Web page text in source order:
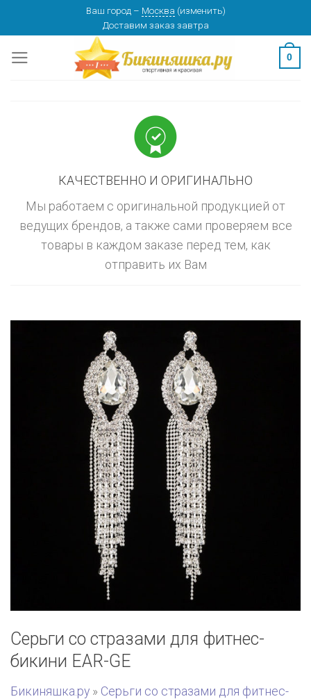
content
Ваш город – Москва (изменить)
Доставим заказ завтра
0
КАЧЕСТВЕННО И ОРИГИНАЛЬНО
Мы работаем с оригинальной продукцией от
ведущих брендов, а также сами проверяем все
товары в каждом заказе перед тем, как
отправить их Вам
Серьги со стразами для фитнес-
бикини EAR-GE
Бикиняшка.ру » Серьги со стразами для фитнес-
изменить